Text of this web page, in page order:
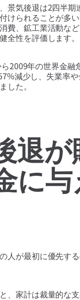
景気後退は2四半期
けられることが多
費、鉱工業活動な
全性を評価します。
2009年の世界金融
減少し、失業率
した。
退
に
人が最初に優先す
、家計は裁量的な